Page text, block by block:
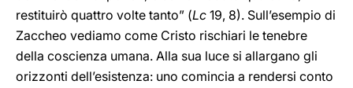
restituirò quattro volte tanto” (Lc 19, 8). Sull’esempio di
Zaccheo vediamo come Cristo rischiari le tenebre
della coscienza umana. Alla sua luce si allargano gli
orizzonti dell’esistenza: uno comincia a rendersi conto